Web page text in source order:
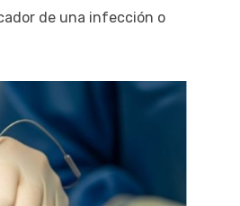
de una infección o